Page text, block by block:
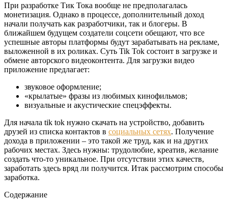
При разработке Тик Тока вообще не предполагалась
монетизация. Однако в процессе, дополнительный доход
начали получать как разработчики, так и блогеры. В
ближайшем будущем создатели соцсети обещают, что все
успешные авторы платформы будут зарабатывать на рекламе,
выложенной в их роликах. Суть Tik Tok состоит в загрузке и
обмене авторского видеоконтента. Для загрузки видео
приложение предлагает:
звуковое оформление;
«крылатые» фразы из любимых кинофильмов;
визуальные и акустические спецэффекты.
Для начала tik tok нужно скачать на устройство, добавить
друзей из списка контактов в социальных сетях. Получение
дохода в приложении – это такой же труд, как и на других
рабочих местах. Здесь нужны: трудолюбие, креатив, желание
создать что-то уникальное. При отсутствии этих качеств,
заработать здесь вряд ли получится. Итак рассмотрим способы
заработка.
Содержание